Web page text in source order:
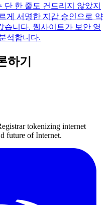
한 줄도 건드리지 않았지
게 서명한 지갑 승인으로 약
습니다. 웹사이트가 보안 영
석합니다.
하기
tokenizing internet
future of Internet.